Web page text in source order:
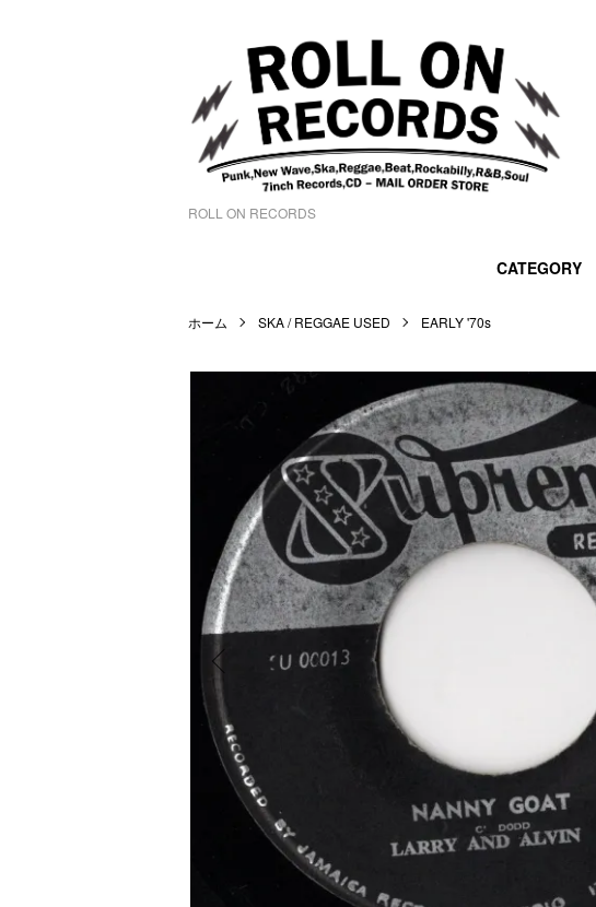
ROLL ON RECORDS
CATEGORY
ホーム SKA / REGGAE USED EARLY '70s